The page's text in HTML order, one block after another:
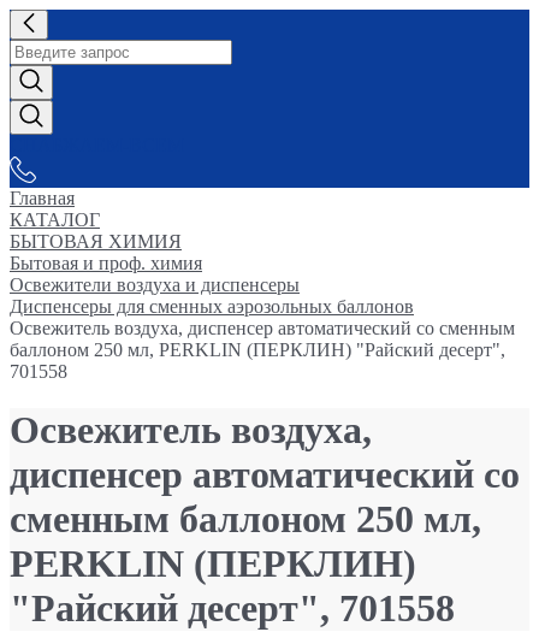
Главная
КАТАЛОГ
БЫТОВАЯ ХИМИЯ
Бытовая и проф. химия
Освежители воздуха и диспенсеры
Диспенсеры для сменных аэрозольных баллонов
Освежитель воздуха, диспенсер автоматический со сменным
баллоном 250 мл, PERKLIN (ПЕРКЛИН) "Райский десерт",
701558
Освежитель воздуха,
диспенсер автоматический со
сменным баллоном 250 мл,
PERKLIN (ПЕРКЛИН)
"Райский десерт", 701558